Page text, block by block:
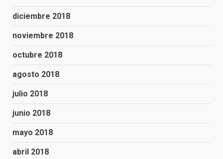
diciembre 2018
noviembre 2018
octubre 2018
agosto 2018
julio 2018
junio 2018
mayo 2018
abril 2018